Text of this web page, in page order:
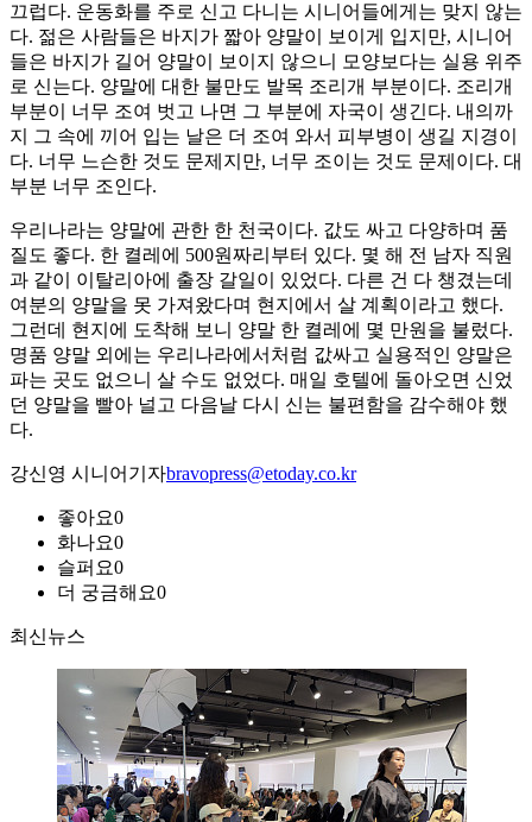
끄럽다. 운동화를 주로 신고 다니는 시니어들에게는 맞지 않는
다. 젊은 사람들은 바지가 짧아 양말이 보이게 입지만, 시니어
들은 바지가 길어 양말이 보이지 않으니 모양보다는 실용 위주
로 신는다. 양말에 대한 불만도 발목 조리개 부분이다. 조리개
부분이 너무 조여 벗고 나면 그 부분에 자국이 생긴다. 내의까
지 그 속에 끼어 입는 날은 더 조여 와서 피부병이 생길 지경이
다. 너무 느슨한 것도 문제지만, 너무 조이는 것도 문제이다. 대
부분 너무 조인다.
우리나라는 양말에 관한 한 천국이다. 값도 싸고 다양하며 품
질도 좋다. 한 켤레에 500원짜리부터 있다. 몇 해 전 남자 직원
과 같이 이탈리아에 출장 갈일이 있었다. 다른 건 다 챙겼는데
여분의 양말을 못 가져왔다며 현지에서 살 계획이라고 했다.
그런데 현지에 도착해 보니 양말 한 켤레에 몇 만원을 불렀다.
명품 양말 외에는 우리나라에서처럼 값싸고 실용적인 양말은
파는 곳도 없으니 살 수도 없었다. 매일 호텔에 돌아오면 신었
던 양말을 빨아 널고 다음날 다시 신는 불편함을 감수해야 했
다.
강신영 시니어기자bravopress@etoday.co.kr
좋아요0
화나요0
슬퍼요0
더 궁금해요0
최신뉴스